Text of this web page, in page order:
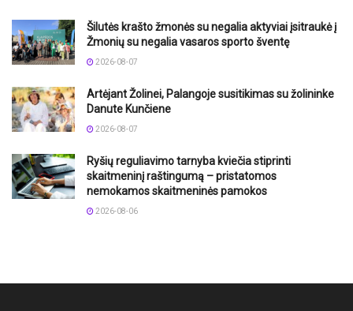
Šilutės krašto žmonės su negalia aktyviai įsitraukė į
Žmonių su negalia vasaros sporto šventę
2026-08-07
Artėjant Žolinei, Palangoje susitikimas su žolininke
Danute Kunčiene
2026-08-07
Ryšių reguliavimo tarnyba kviečia stiprinti
skaitmeninį raštingumą – pristatomos
nemokamos skaitmeninės pamokos
2026-08-06